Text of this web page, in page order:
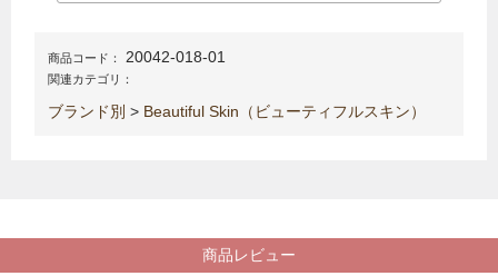
商品コード： 20042-018-01
関連カテゴリ：
ブランド別 > Beautiful Skin（ビューティフルスキン）
商品レビュー